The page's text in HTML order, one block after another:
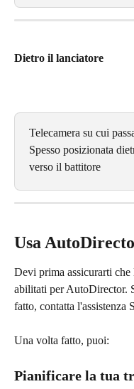
Dietro il lanciatore
Telecamera su cui
Spesso posizionata
verso il battitore
Usa
Devi prima assicurarti che
abilitati per AutoDirector.
fatto, contatta l'assistenza
Una volta fatto, puoi:
Pianificare la tua